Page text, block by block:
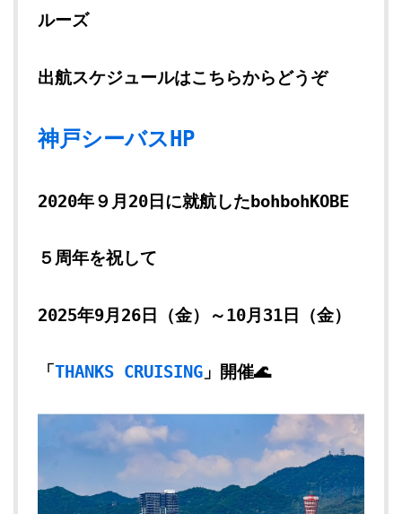
ルーズ
出航スケジュールはこちらからどうぞ
神戸シーバスHP
2020年９月20日に就航したbohbohKOBE
５周年を祝して
2025年9月26日（金）～10月31日（金）
「 THANKS CRUISING 」開催🌊